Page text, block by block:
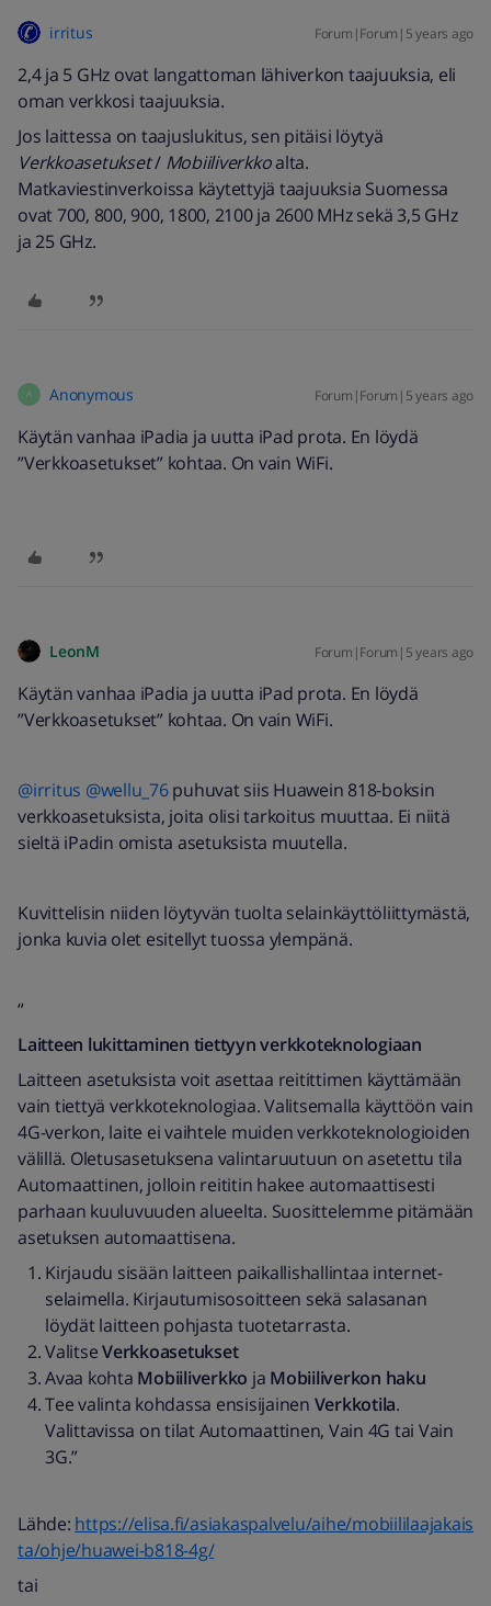
irritus Forum|Forum|5 years ago
2,4 ja 5 GHz ovat langattoman lähiverkon taajuuksia, eli
oman verkkosi taajuuksia.
Jos laittessa on taajuslukitus, sen pitäisi löytyä
Verkkoasetukset/ Mobiiliverkkoalta.
Matkaviestinverkoissa käytettyjä taajuuksia Suomessa
ovat 700, 800, 900, 1800, 2100 ja 2600 MHz sekä 3,5 GHz
ja 25 GHz.
A Anonymous Forum|Forum|5 years ago
Käytän vanhaa iPadia ja uutta iPad prota. En löydä
”Verkkoasetukset” kohtaa. On vain WiFi.
LeonM Forum|Forum|5 years ago
Käytän vanhaa iPadia ja uutta iPad prota. En löydä
”Verkkoasetukset” kohtaa. On vain WiFi.
@irritus @wellu_76puhuvat siis Huawein 818-boksin
verkkoasetuksista, joita olisi tarkoitus muuttaa. Ei niitä
sieltä iPadin omista asetuksista muutella.
Kuvittelisin niiden löytyvän tuolta selainkäyttöliittymästä,
jonka kuvia olet esitellyt tuossa ylempänä.
“
Laitteen lukittaminen tiettyyn verkkoteknologiaan
Laitteen asetuksista voit asettaa reitittimen käyttämään
vain tiettyä verkkoteknologiaa. Valitsemalla käyttöön vain
4G-verkon, laite ei vaihtele muiden verkkoteknologioiden
välillä. Oletusasetuksena valintaruutuun on asetettu tila
Automaattinen, jolloin reititin hakee automaattisesti
parhaan kuuluvuuden alueelta. Suosittelemme pitämään
asetuksen automaattisena.
Kirjaudu sisään laitteen paikallishallintaa internet-
selaimella. Kirjautumisosoitteen sekä salasanan
löydät laitteen pohjasta tuotetarrasta.
ValitseVerkkoasetukset
Avaa kohta Mobiiliverkko ja Mobiiliverkon haku
Tee valinta kohdassa ensisijainen Verkkotila.
Valittavissa on tilat Automaattinen, Vain 4G tai Vain
3G.”
Lähde: https://elisa.fi/asiakaspalvelu/aihe/mobiililaajakais
ta/ohje/huawei-b818-4g/
tai